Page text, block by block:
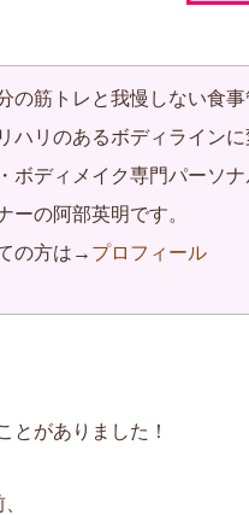
の筋トレと我慢しない食
ハリのあるボディラインに
ボディメイク専門パーソ
ーの阿部英明です。
の方は→プロフィール
とがありました！